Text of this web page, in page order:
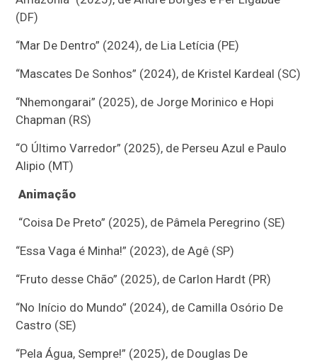
(DF)
“Mar De Dentro” (2024), de Lia Letícia (PE)
“Mascates De Sonhos” (2024), de Kristel Kardeal (SC)
“Nhemongarai” (2025), de Jorge Morinico e Hopi
Chapman (RS)
“O Último Varredor” (2025), de Perseu Azul e Paulo
Alipio (MT)
Animação
“Coisa De Preto” (2025), de Pâmela Peregrino (SE)
“Essa Vaga é Minha!” (2023), de Agê (SP)
“Fruto desse Chão” (2025), de Carlon Hardt (PR)
“No Início do Mundo” (2024), de Camilla Osório De
Castro (SE)
“Pela Água, Sempre!” (2025), de Douglas De